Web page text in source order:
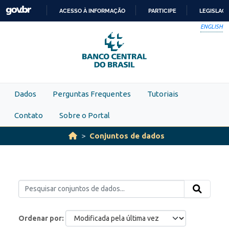
Skip to main content
PARA
O
CONTEÚDO
ACESSO À INFORMAÇÃO PARTICIPE
ENGLISH
Dados Perguntas Frequentes Tutoriais
Contato Sobre o Portal
Conjuntos de dados
Ordenar por